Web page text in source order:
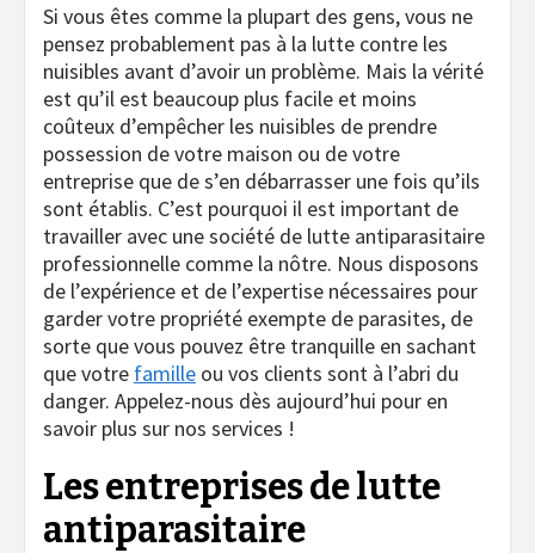
Si vous êtes comme la plupart des gens, vous ne
pensez probablement pas à la lutte contre les
nuisibles avant d’avoir un problème. Mais la vérité
est qu’il est beaucoup plus facile et moins
coûteux d’empêcher les nuisibles de prendre
possession de votre maison ou de votre
entreprise que de s’en débarrasser une fois qu’ils
sont établis. C’est pourquoi il est important de
travailler avec une société de lutte antiparasitaire
professionnelle comme la nôtre. Nous disposons
de l’expérience et de l’expertise nécessaires pour
garder votre propriété exempte de parasites, de
sorte que vous pouvez être tranquille en sachant
que votre famille ou vos clients sont à l’abri du
danger. Appelez-nous dès aujourd’hui pour en
savoir plus sur nos services !
Les entreprises de lutte
antiparasitaire